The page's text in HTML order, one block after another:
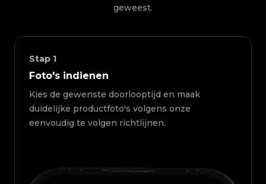
geweest.
Stap 1
Foto's indienen
Kies de gewenste doorlooptijd en maak
duidelijke productfoto's volgens onze
eenvoudig te volgen richtlijnen.